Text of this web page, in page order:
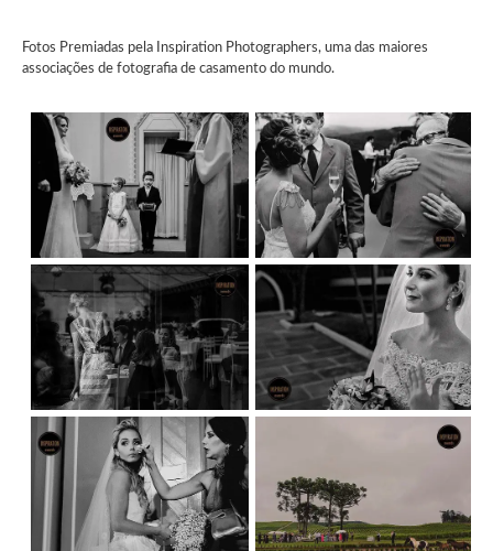
Fotos Premiadas pela Inspiration Photographers, uma das maiores
associações de fotografia de casamento do mundo.